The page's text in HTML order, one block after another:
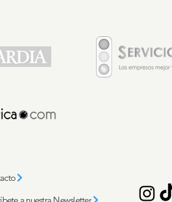
a nuestra Newsletter